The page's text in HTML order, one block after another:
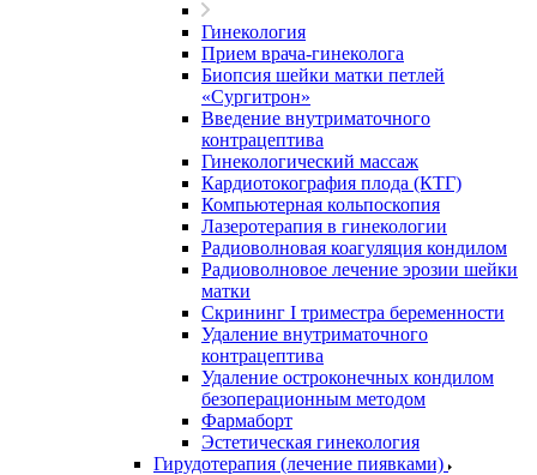
Гинекология
Прием врача-гинеколога
Биопсия шейки матки петлей
«Сургитрон»
Введение внутриматочного
контрацептива
Гинекологический массаж
Кардиотокография плода (КТГ)
Компьютерная кольпоскопия
Лазеротерапия в гинекологии
Радиоволновая коагуляция кондилом
Радиоволновое лечение эрозии шейки
матки
Скрининг I триместра беременности
Удаление внутриматочного
контрацептива
Удаление остроконечных кондилом
безоперационным методом
Фармаборт
Эстетическая гинекология
Гирудотерапия (лечение пиявками)